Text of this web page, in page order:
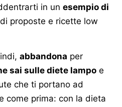
in un esempio di
proposte e ricette low
abbandona per
sai sulle diete lampo e
che ti portano ad
come prima: con la dieta